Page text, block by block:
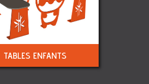
TABLES ENFANTS